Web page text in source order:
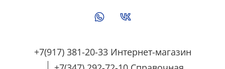
+7(917) 381-20-33 Интернет-магазин